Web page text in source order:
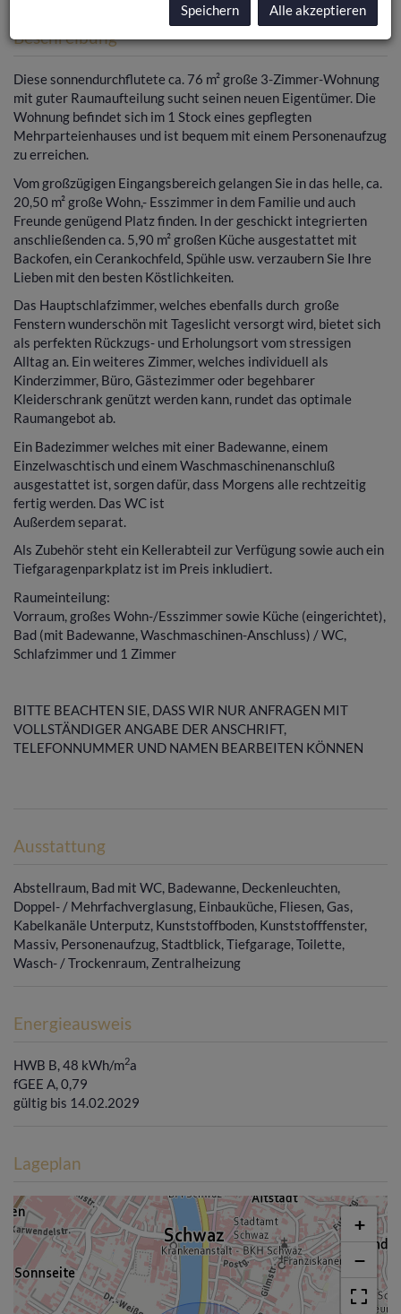
Beschreibung
Diese sonnendurchflutete ca. 76 m² große 3-Zimmer-Wohnung
mit guter Raumaufteilung sucht seinen neuen Eigentümer. Die
Wohnung befindet sich im 1 Stock eines gepflegten
Mehrparteienhauses und ist bequem mit einem Personenaufzug
zu erreichen.
Vom großzügigen Eingangsbereich gelangen Sie in das helle, ca.
20,50 m² große Wohn,- Esszimmer in dem Familie und auch
Freunde genügend Platz finden. In der geschickt integrierten
anschließenden ca. 5,90 m² großen Küche ausgestattet mit
Backofen, ein Cerankochfeld, Spühle usw. verzaubern Sie Ihre
Lieben mit den besten Köstlichkeiten.
Das Hauptschlafzimmer, welches ebenfalls durch große
Fenstern wunderschön mit Tageslicht versorgt wird, bietet sich
als perfekten Rückzugs- und Erholungsort vom stressigen
Alltag an. Ein weiteres Zimmer, welches individuell als
Kinderzimmer, Büro, Gästezimmer oder begehbarer
Kleiderschrank genützt werden kann, rundet das optimale
Raumangebot ab.
Ein Badezimmer welches mit einer Badewanne, einem
Einzelwaschtisch und einem Waschmaschinenanschluß
ausgestattet ist, sorgen dafür, dass Morgens alle rechtzeitig
fertig werden. Das WC ist
Außerdem separat.
Als Zubehör steht ein Kellerabteil zur Verfügung sowie auch ein
Tiefgaragenparkplatz ist im Preis inkludiert.
Raumeinteilung:
Vorraum, großes Wohn-/Esszimmer sowie Küche (eingerichtet),
Bad (mit Badewanne, Waschmaschinen-Anschluss) / WC,
Schlafzimmer und 1 Zimmer
BITTE BEACHTEN SIE, DASS WIR NUR ANFRAGEN MIT
VOLLSTÄNDIGER ANGABE DER ANSCHRIFT,
TELEFONNUMMER UND NAMEN BEARBEITEN KÖNNEN
Ausstattung
Abstellraum Bad mit WC Badewanne Deckenleuchten
Doppel- / Mehrfachverglasung Einbauküche Fliesen Gas
Kabelkanäle Unterputz Kunststoffboden Kunststofffenster
Massiv Personenaufzug Stadtblick Tiefgarage Toilette
Wasch- / Trockenraum Zentralheizung
Energieausweis
HWB B, 48 kWh/m2a
fGEE A, 0,79
gültig bis 14.02.2029
Lageplan
+
−
Speichern Alle akzeptieren